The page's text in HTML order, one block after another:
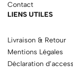
Contact
LIENS UTILES
Livraison & Retour
Mentions Légales
Déclaration